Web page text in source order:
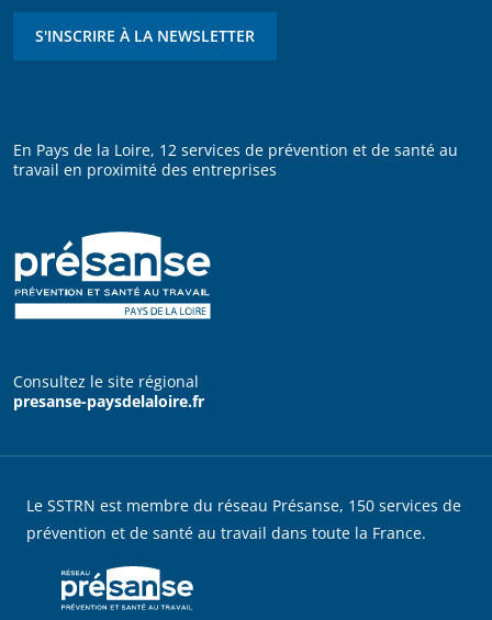
S'INSCRIRE À LA NEWSLETTER
En Pays de la Loire, 12 services de prévention et de santé au
travail en proximité des entreprises
Consultez le site régional
presanse-paysdelaloire.fr
Le SSTRN est membre du réseau Présanse, 150 services de
prévention et de santé au travail dans toute la France.